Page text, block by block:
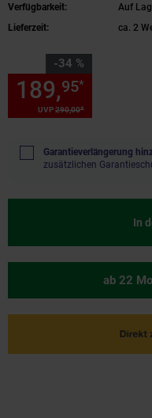
Verfügbarkeit:
Auf
Lieferzeit:
ca. 2
-34 %
Sie Sparen 34 Prozent,
UVP290,00*
189,95*
Garantieverlängerung
zusätzlichen
In
ab 22